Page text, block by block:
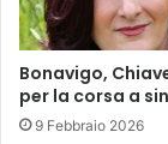
Bonavigo,
per la corsa a
9 Febbraio 2026